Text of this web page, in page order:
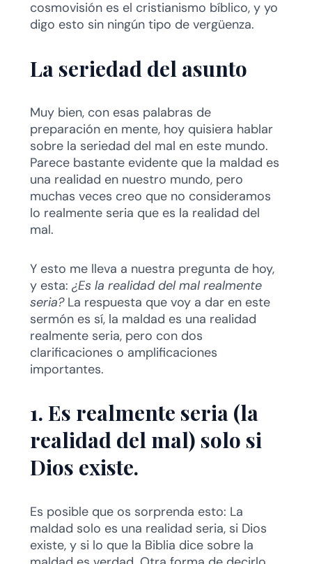
cosmovisión es el cristianismo bíblico, y yo
digo esto sin ningún tipo de vergüenza.
La seriedad del asunto
Muy bien, con esas palabras de
preparación en mente, hoy quisiera hablar
sobre la seriedad del mal en este mundo.
Parece bastante evidente que la maldad es
una realidad en nuestro mundo, pero
muchas veces creo que no consideramos
lo realmente seria que es la realidad del
mal.
Y esto me lleva a nuestra pregunta de hoy,
y esta: ¿Es la realidad del mal realmente
seria? La respuesta que voy a dar en este
sermón es sí, la maldad es una realidad
realmente seria, pero con dos
clarificaciones o amplificaciones
importantes.
1. Es realmente seria (la
realidad del mal) solo si
Dios existe.
Es posible que os sorprenda esto: La
maldad solo es una realidad seria, si Dios
existe, y si lo que la Biblia dice sobre la